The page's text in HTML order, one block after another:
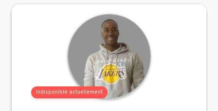
Indisponible actuellement